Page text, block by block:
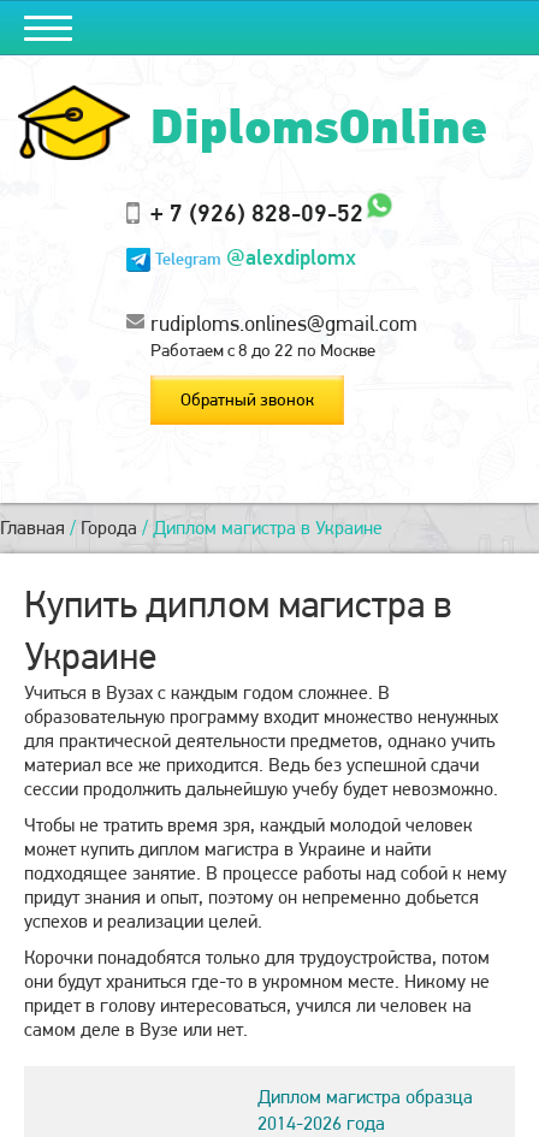
DiplomsOnline
+ 7 (926) 828-09-52
Telegram @alexdiplomx
rudiploms.onlines@gmail.com
Работаем с 8 до 22 по Москве
Обратный звонок
Главная / Города / Диплом магистра в Украине
Купить диплом магистра в
Украине
Учиться в Вузах с каждым годом сложнее. В
образовательную программу входит множество ненужных
для практической деятельности предметов, однако учить
материал все же приходится. Ведь без успешной сдачи
сессии продолжить дальнейшую учебу будет невозможно.
Чтобы не тратить время зря, каждый молодой человек
может купить диплом магистра в Украине и найти
подходящее занятие. В процессе работы над собой к нему
придут знания и опыт, поэтому он непременно добьется
успехов и реализации целей.
Корочки понадобятся только для трудоустройства, потом
они будут храниться где-то в укромном месте. Никому не
придет в голову интересоваться, учился ли человек на
самом деле в Вузе или нет.
Диплом магистра образца
2014-2026 года